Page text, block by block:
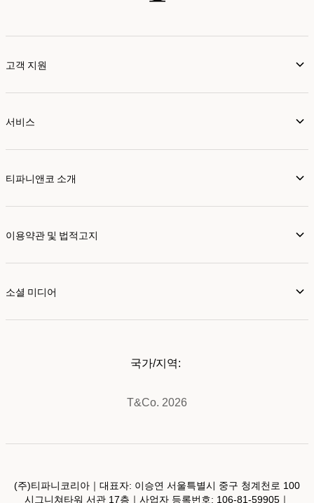
고객 지원
서비스
티파니앤코 소개
이용약관 및 법적고지
소셜 미디어
T&Co. 2026
국가/지역:
(주)티파니코리아｜대표자: 이승연 서울특별시 중구 청계천로 100
시그니쳐타워 서관 17층｜사업자 등록번호: 106-81-59905 ｜